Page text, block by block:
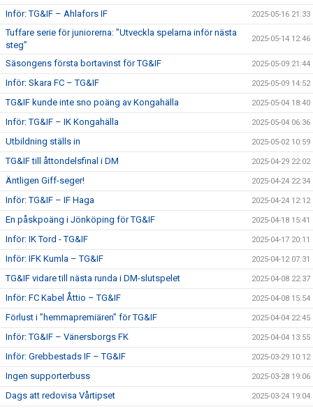
Inför: TG&IF – Ahlafors IF 2025-05-16 21:33
Tuffare serie för juniorerna: ”Utveckla spelarna inför nästa
steg”
2025-05-14 12:46
Säsongens första bortavinst för TG&IF 2025-05-09 21:44
Inför: Skara FC – TG&IF 2025-05-09 14:52
TG&IF kunde inte sno poäng av Kongahälla 2025-05-04 18:40
Inför: TG&IF – IK Kongahälla 2025-05-04 06:36
Utbildning ställs in 2025-05-02 10:59
TG&IF till åttondelsfinal i DM 2025-04-29 22:02
Äntligen Giff-seger! 2025-04-24 22:34
Inför: TG&IF – IF Haga 2025-04-24 12:12
En påskpoäng i Jönköping för TG&IF 2025-04-18 15:41
Inför: IK Tord - TG&IF 2025-04-17 20:11
Inför: IFK Kumla – TG&IF 2025-04-12 07:31
TG&IF vidare till nästa runda i DM-slutspelet 2025-04-08 22:37
Inför: FC Kabel Åttio – TG&IF 2025-04-08 15:54
Förlust i ”hemmapremiären” för TG&IF 2025-04-04 22:45
Inför: TG&IF – Vänersborgs FK 2025-04-04 13:55
Inför: Grebbestads IF – TG&IF 2025-03-29 10:12
Ingen supporterbuss 2025-03-28 19:06
Dags att redovisa Vårtipset 2025-03-24 19:04